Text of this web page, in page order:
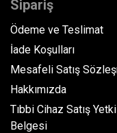
Sipariş
Ödeme ve Teslimat
İade Koşulları
Mesafeli Satış
Hakkımızda
Tıbbi Cihaz Satış Yetki
Belgesi